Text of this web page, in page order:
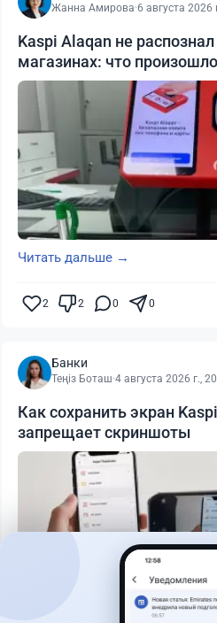
Жанна Амирова·6 августа 2026
Kaspi Alaqan не
магазинах: что произошло
Читать дальше →
2 2 0 0
Банки
Теңіз Боташ·4 августа 2026 г.,
Как сохранить экран
запрещает скриншоты